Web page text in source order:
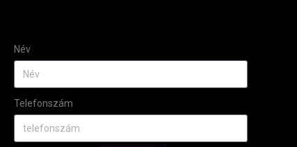
Név
Telefonszám